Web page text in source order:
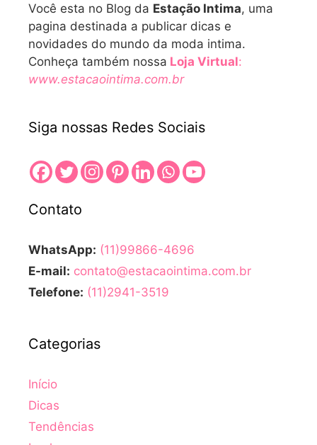
Você esta no Blog da Estação Intima, uma
pagina destinada a publicar dicas e
novidades do mundo da moda intima.
Conheça também nossa Loja Virtual:
www.estacaointima.com.br
Siga nossas Redes Sociais
Contato
WhatsApp: (11)99866-4696
E-mail: contato@estacaointima.com.br
Telefone: (11)2941-3519
Categorias
Início
Dicas
Tendências